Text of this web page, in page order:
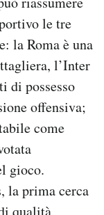
le tre
la Roma è una
l’Inter
di possesso
offensiva;
come
gioco.
la prima cerca
qualità,